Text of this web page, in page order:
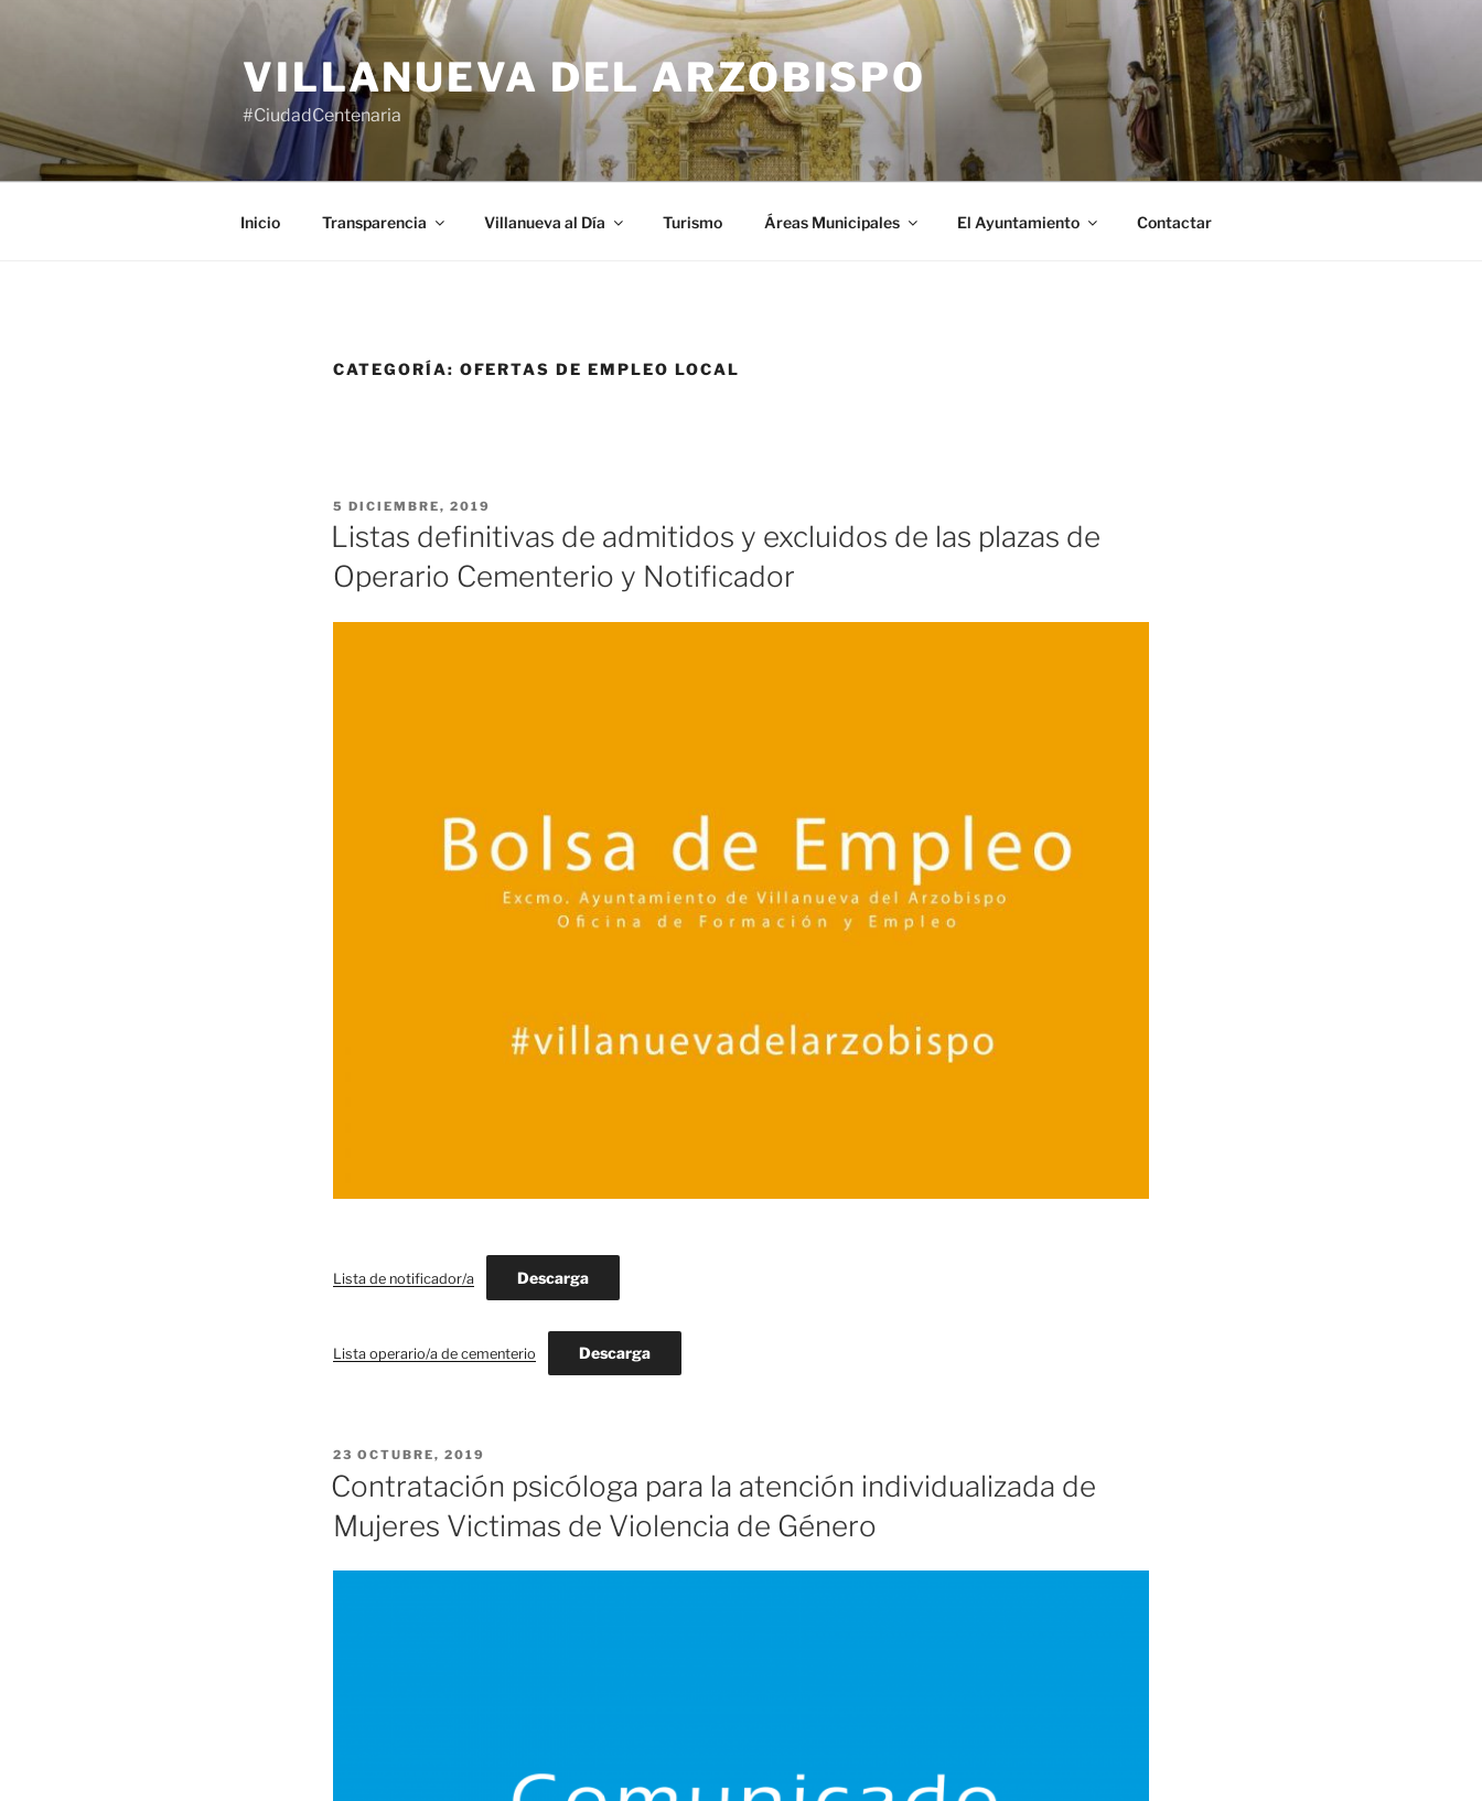
VILLANUEVA DEL ARZOBISPO
#CiudadCentenaria
Inicio Transparencia Villanueva al Día Turismo Áreas Municipales El Ayuntamiento Contactar
CATEGORÍA: OFERTAS DE EMPLEO LOCAL
PUBLICADO
EL
5 DICIEMBRE, 2019
Listas definitivas de admitidos y excluidos de las plazas de
Operario Cementerio y Notificador
Lista de notificador/a Descarga
Lista operario/a de cementerio Descarga
PUBLICADO
EL
23 OCTUBRE, 2019
Contratación psicóloga para la atención individualizada de
Mujeres Victimas de Violencia de Género